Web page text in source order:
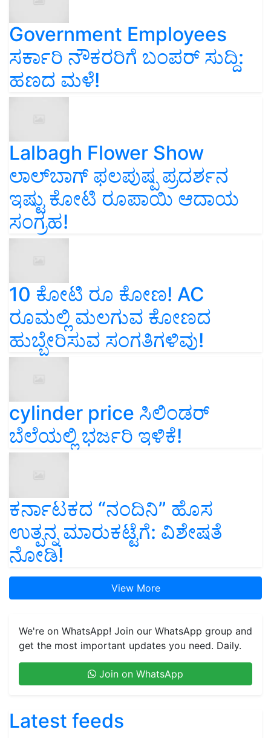
Government Employees
ಸರ್ಕಾರಿ ನೌಕರರಿಗೆ ಬಂಪರ್‌ ಸುದ್ದಿ:
ಹಣದ ಮಳೆ!
Lalbagh Flower Show
ಲಾಲ್‌ಬಾಗ್ ಫಲಪುಷ್ಪ ಪ್ರದರ್ಶನ
ಇಷ್ಟು ಕೋಟಿ ರೂಪಾಯಿ ಆದಾಯ
ಸಂಗ್ರಹ!
10 ಕೋಟಿ ರೂ ಕೋಣ! AC
ರೂಮಲ್ಲಿ ಮಲಗುವ ಕೋಣದ
ಹುಬ್ಬೇರಿಸುವ ಸಂಗತಿಗಳಿವು!
cylinder price ಸಿಲಿಂಡರ್‌
ಬೆಲೆಯಲ್ಲಿ ಭರ್ಜರಿ ಇಳಿಕೆ!
ಕರ್ನಾಟಕದ “ನಂದಿನಿ” ಹೊಸ
ಉತ್ಪನ್ನ ಮಾರುಕಟ್ಟೆಗೆ: ವಿಶೇಷತೆ
ನೋಡಿ!
View More
We're on WhatsApp! Join our WhatsApp group and
get the most important updates you need. Daily.
Join on WhatsApp
Latest feeds